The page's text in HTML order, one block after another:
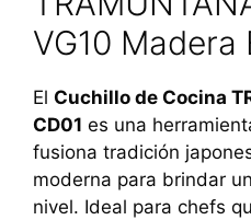
VG10 Madera
El Cuchillo de Cocina
CD01 es una
fusiona tradición
moderna para brindar
nivel. Ideal para chefs